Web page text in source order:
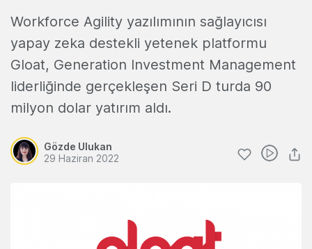
Workforce Agility yazılımının sağlayıcısı
yapay zeka destekli yetenek platformu
Gloat, Generation Investment Management
liderliğinde gerçekleşen Seri D turda 90
milyon dolar yatırım aldı.
Gözde Ulukan
29 Haziran 2022